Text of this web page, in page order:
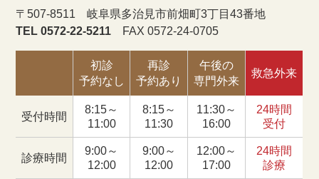
〒507-8511 岐阜県多治見市前畑町3丁目43番地
TEL 0572-22-5211 FAX 0572-24-0705
初診
予約なし
再診
予約あり
午後の
専門外来
救急外来
受付時間
8:15～
11:00
8:15～
11:30
11:30～
16:00
24時間
受付
診療時間
9:00～
12:00
9:00～
12:00
12:00～
17:00
24時間
診療